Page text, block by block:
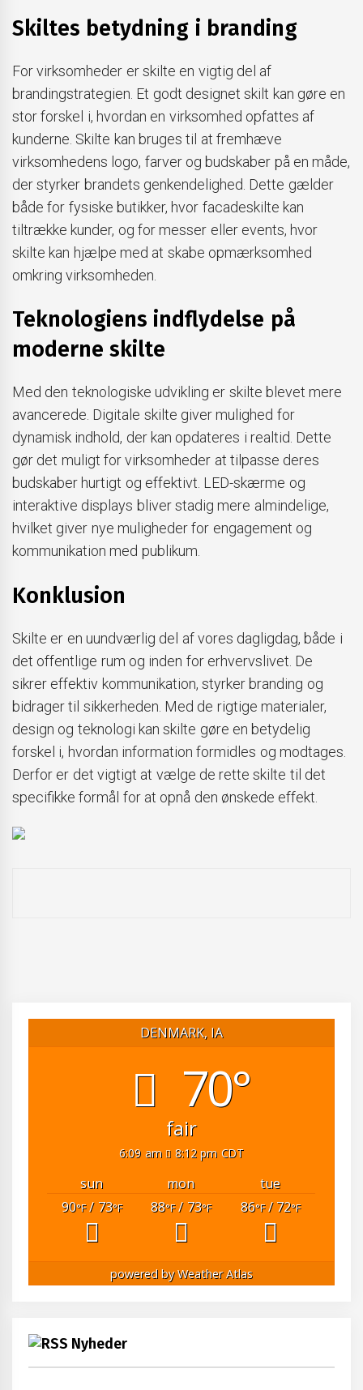
Skiltes betydning i branding
For virksomheder er skilte en vigtig del af
brandingstrategien. Et godt designet skilt kan gøre en
stor forskel i, hvordan en virksomhed opfattes af
kunderne. Skilte kan bruges til at fremhæve
virksomhedens logo, farver og budskaber på en måde,
der styrker brandets genkendelighed. Dette gælder
både for fysiske butikker, hvor facadeskilte kan
tiltrække kunder, og for messer eller events, hvor
skilte kan hjælpe med at skabe opmærksomhed
omkring virksomheden.
Teknologiens indflydelse på
moderne skilte
Med den teknologiske udvikling er skilte blevet mere
avancerede. Digitale skilte giver mulighed for
dynamisk indhold, der kan opdateres i realtid. Dette
gør det muligt for virksomheder at tilpasse deres
budskaber hurtigt og effektivt. LED-skærme og
interaktive displays bliver stadig mere almindelige,
hvilket giver nye muligheder for engagement og
kommunikation med publikum.
Konklusion
Skilte er en uundværlig del af vores dagligdag, både i
det offentlige rum og inden for erhvervslivet. De
sikrer effektiv kommunikation, styrker branding og
bidrager til sikkerheden. Med de rigtige materialer,
design og teknologi kan skilte gøre en betydelig
forskel i, hvordan information formidles og modtages.
Derfor er det vigtigt at vælge de rette skilte til det
specifikke formål for at opnå den ønskede effekt.
DENMARK, IA
70°
fair
6:09 am 8:12 pm CDT
sun mon
tue
90°F/ 73°F 88°F/ 73°F 86°F/ 72°F
powered byWeather Atlas
Nyheder